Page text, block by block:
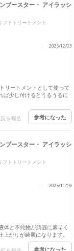
ブースター・ アイラッシ
フトトリートメント
2025/12/03
リートメントとして使って
ば少し付けるとうるうるに
を報告 参考になった
ブースター・ アイラッシ
フトトリートメント
2025/11/19
体と不純物が綺麗に素早く
がりが綺麗になります。
参考になった